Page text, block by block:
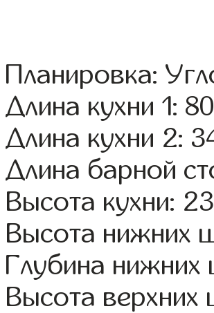
Планировка:
Длина кухни 1:
Длина кухни 2:
Длина барной
Высота кухни:
Высота нижних
Глубина
Высота